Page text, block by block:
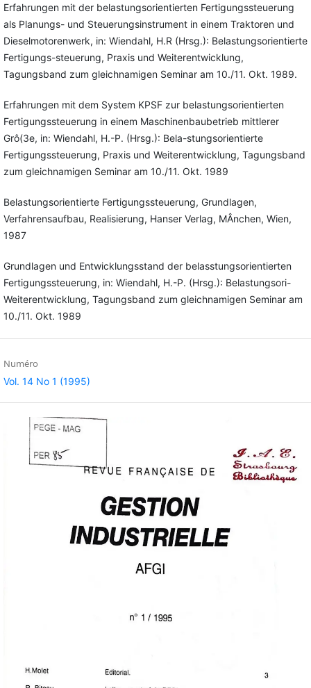
Erfahrungen mit der belastungsorientierten Fertigungssteuerung
als Planungs- und Steuerungsinstrument in einem Traktoren und
Dieselmotorenwerk, in: Wiendahl, H.R (Hrsg.): Belastungsorientierte
Fertigungs-steuerung, Praxis und Weiterentwicklung,
Tagungsband zum gleichnamigen Seminar am 10./11. Okt. 1989.
Erfahrungen mit dem System KPSF zur belastungsorientierten
Fertigungssteuerung in einem Maschinenbaubetrieb mittlerer
Grô(3e, in: Wiendahl, H.-P. (Hrsg.): Bela-stungsorientierte
Fertigungssteuerung, Praxis und Weiterentwicklung, Tagungsband
zum gleichnamigen Seminar am 10./11. Okt. 1989
Belastungsorientierte Fertigungssteuerung, Grundlagen,
Verfahrensaufbau, Realisierung, Hanser Verlag, MÂnchen, Wien,
1987
Grundlagen und Entwicklungsstand der belasstungsorientierten
Fertigungssteuerung, in: Wiendahl, H.-P. (Hrsg.): Belastungsori-
Weiterentwicklung, Tagungsband zum gleichnamigen Seminar am
10./11. Okt. 1989
Numéro
Vol. 14 No 1 (1995)